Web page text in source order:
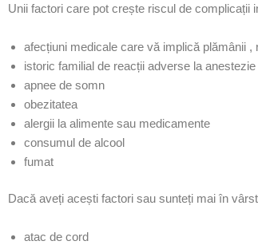
Unii factori care pot crește riscul de complicații
afecțiuni medicale care vă implică plămânii ,
istoric familial de reacții adverse la anestezie
apnee de somn
obezitatea
alergii la alimente sau medicamente
consumul de alcool
fumat
Dacă aveți acești factori sau sunteți mai în
atac de cord